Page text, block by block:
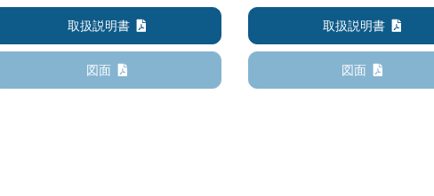
取扱説明書
図面
取扱説明書
図面